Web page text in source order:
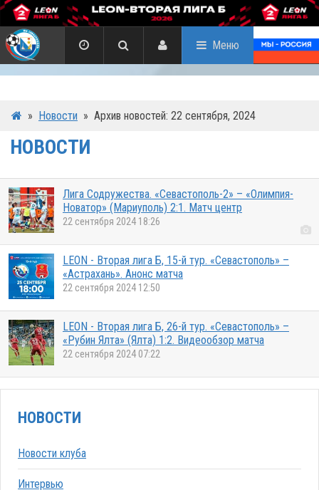
Меню
» Новости » Архив новостей: 22 сентября, 2024
НОВОСТИ
Лига Содружества. «Севастополь-2» – «Олимпия-
Новатор» (Мариуполь) 2:1. Матч центр
22 сентября 2024 18:26
LEON - Вторая лига Б, 15-й тур. «Севастополь» –
«Астрахань». Анонс матча
22 сентября 2024 12:50
LEON - Вторая лига Б, 26-й тур. «Севастополь» –
«Рубин Ялта» (Ялта) 1:2. Видеообзор матча
22 сентября 2024 07:22
НОВОСТИ
Новости клуба
Интервью